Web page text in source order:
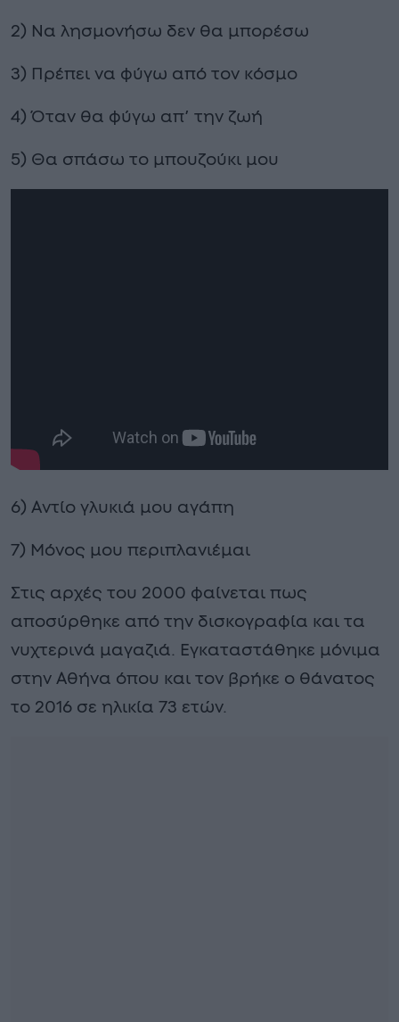
2) Να λησμονήσω δεν θα μπορέσω
3) Πρέπει να φύγω από τον κόσμο
4) Όταν θα φύγω απ’ την ζωή
5) Θα σπάσω το μπουζούκι μου
6) Αντίο γλυκιά μου αγάπη
7) Μόνος μου περιπλανιέμαι
Στις αρχές του 2000 φαίνεται πως
αποσύρθηκε από την δισκογραφία και τα
νυχτερινά μαγαζιά. Εγκαταστάθηκε μόνιμα
στην Αθήνα όπου και τον βρήκε ο θάνατος
το 2016 σε ηλικία 73 ετών.